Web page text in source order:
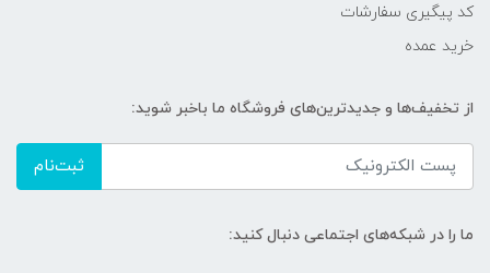
کد پیگیری سفارشات
خرید عمده
از تخفیف‌ها و جدیدترین‌های فروشگاه ما باخبر شوید:
ثبت‌نام
ما را در شبکه‌های اجتماعی دنبال کنید: